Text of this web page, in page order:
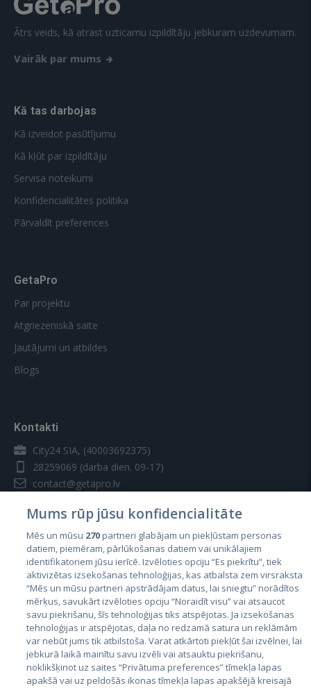
Ātrs veids, kā atrast uzticamu izpildītāju jebkuram uzdevumam.
Vairāk par mums
Kā tas darbojas
Kā izveidot pasūtījumu
Kā kļūt par izpildītāju
Servisa noteikumi
Konfidencialitātes politika
Pārvaldīt preferences
GetaPro
Par projektu
Atgriezeniskā saite
Jautājumi un atbildes
Blogs
Kontakti
City24 SIA, (40003692375)
28259069 (darba dien. 09-17)
contact@getapro.lv
Valstis
Igaunija
Latvija
Lietuva
Mums rūp jūsu konfidencialitāte
Mēs un mūsu 270partneri glabājam un piekļūstam personas
datiem, piemēram, pārlūkošanas datiem vai unikālajiem
identifikatoriem jūsu ierīcē. Izvēloties opciju “Es piekrītu”, tiek
aktivizētas izsekošanas tehnoloģijas, kas atbalsta zem virsraksta
“Mēs un mūsu partneri apstrādājam datus, lai sniegtu” norādītos
mērķus, savukārt izvēloties opciju “Noraidīt visu” vai atsaucot
savu piekrišanu, šīs tehnoloģijas tiks atspējotas. Ja izsekošanas
tehnoloģijas ir atspējotas, daļa no redzamā satura un reklāmām
var nebūt jums tik atbilstoša. Varat atkārtoti piekļūt šai izvēlnei, lai
jebkurā laikā mainītu savu izvēli vai atsauktu piekrišanu,
noklikšķinot uz saites “Privātuma preferences” tīmekļa lapas
apakšā vai uz peldošās ikonas tīmekļa lapas apakšējā kreisajā